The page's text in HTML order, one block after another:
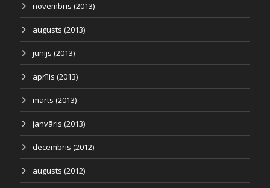
novembris (2013)
augusts (2013)
jūnijs (2013)
aprīlis (2013)
marts (2013)
janvāris (2013)
decembris (2012)
augusts (2012)